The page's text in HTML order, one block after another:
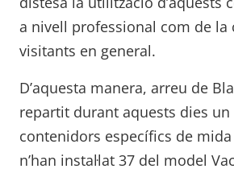
a nivell professional com de la
visitants en general.
D’aquesta manera, arreu de
repartit durant aquests dies
contenidors específics de
n’han instal·lat 37 del model